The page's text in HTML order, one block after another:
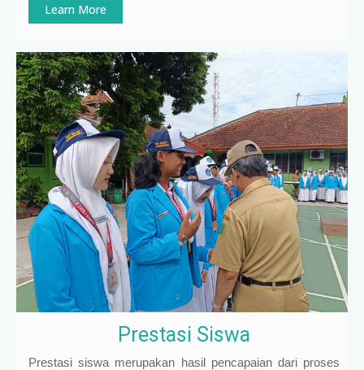
Learn More
Prestasi Siswa
Prestasi siswa merupakan hasil pencapaian dari proses